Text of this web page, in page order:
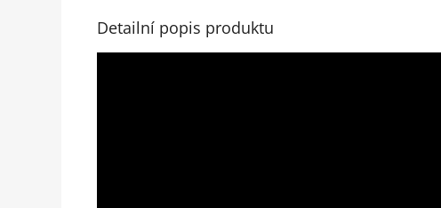
Detailní popis produktu